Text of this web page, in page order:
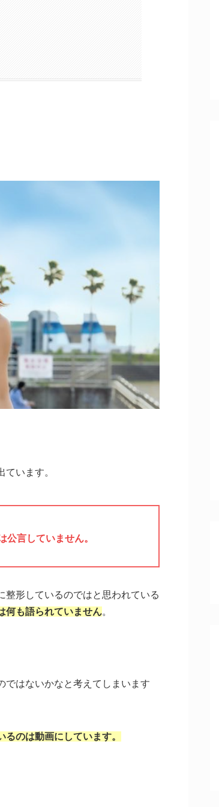
います。
言していません。
形しているのではと思われている
何も語られていません。
ではないかなと考えてしまいます
のは動画にしています。